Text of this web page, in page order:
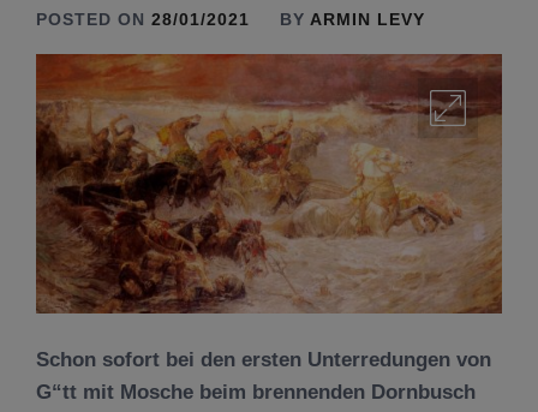
POSTED ON 28/01/2021 BY ARMIN LEVY
Schon sofort bei den ersten Unterredungen von
G“tt mit Mosche beim brennenden Dornbusch